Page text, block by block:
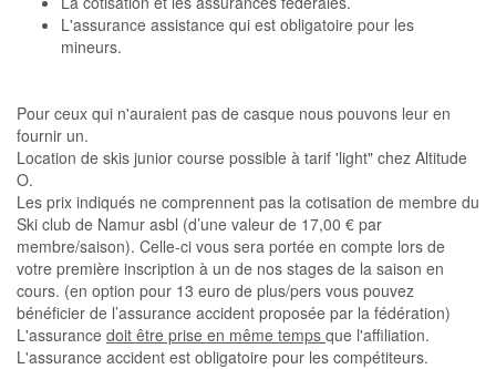
L'assurance assistance qui est obligatoire pour les
mineurs.
Pour ceux qui n'auraient pas de casque nous pouvons leur en
fournir un.
Location de skis junior course possible à tarif 'light" chez Altitude
O.
Les prix indiqués ne comprennent pas la cotisation de membre du
Ski club de Namur asbl (d’une valeur de 17,00 € par
membre/saison). Celle-ci vous sera portée en compte lors de
votre première inscription à un de nos stages de la saison en
cours. (en option pour 13 euro de plus/pers vous pouvez
bénéficier de l’assurance accident proposée par la fédération)
L'assurance doit être prise en même temps que l'affiliation.
L'assurance accident est obligatoire pour les compétiteurs.